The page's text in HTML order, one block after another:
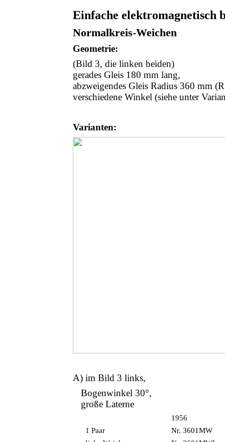
Einfache elektromagnetisch
Normalkreis-Weichen
Geometrie:
(Bild 3, die linken beiden)
gerades Gleis 180 mm lang,
abzweigendes Gleis Radius 360 mm
verschiedene Winkel (siehe unter
Varianten:
A) im Bild 3 links,
Bogenwinkel 30°,
große Laterne
1956
1 Paar
Nr. 3601MW